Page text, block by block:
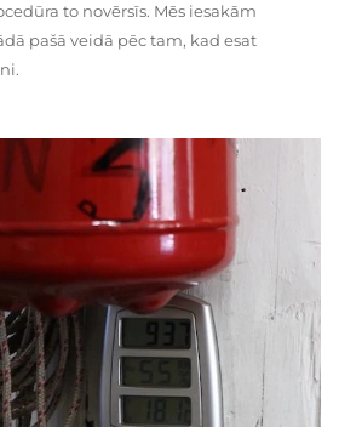
to novērsīs. Mēs iesakām
pašā veidā pēc tam, kad esat